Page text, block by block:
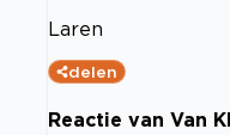
Laren
delen
Reactie van Van